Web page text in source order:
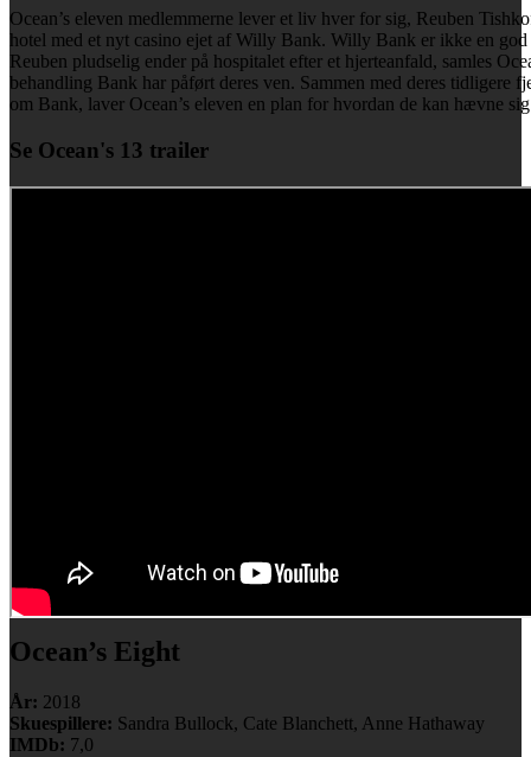
Ocean’s eleven medlemmerne lever et liv hver for sig, Reuben
hotel med et nyt casino ejet af Willy Bank. Willy Bank er ikke en
Reuben pludselig ender på hospitalet efter et hjerteanfald, samles
behandling Bank har påført deres ven. Sammen med deres tidligere
om Bank, laver Ocean’s eleven en plan for hvordan de kan hævne
Se Ocean's 13 trailer
Ocean’s Eight
År: 2018
Skuespillere: Sandra Bullock, Cate Blanchett, Anne Hathaway
IMDb: 7,0